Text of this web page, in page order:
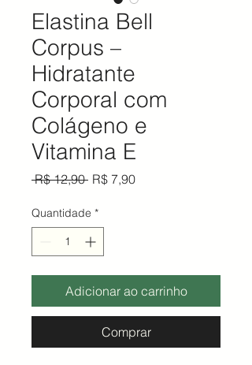
Elastina Bell
Corpus –
Hidratante
Corporal com
Colágeno e
Vitamina E
R$ 12,90 Preço normal
R$ 7,90Preço promocional
Quantidade *
Adicionar ao carrinho
Comprar